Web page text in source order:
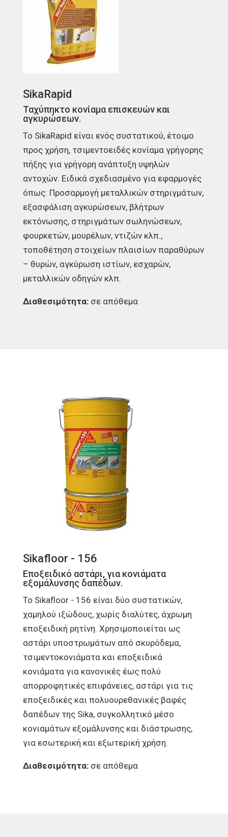
SikaRapid
Ταχύπηκτο κονίαμα επισκευών και
αγκυρώσεων.
Το SikaRapid είναι ενός συστατικού, έτοιμο
προς χρήση, τσιμεντοειδές κονίαμα γρήγορης
πήξης για γρήγορη ανάπτυξη υψηλών
αντοχών. Ειδικά σχεδιασμένο για εφαρμογές
όπως: Προσαρμογή μεταλλικών στηριγμάτων,
εξασφάλιση αγκυρώσεων, βλήτρων
εκτόνωσης, στηριγμάτων σωληνώσεων,
φουρκετών, μουρέλων, ντιζών κλπ.,
τοποθέτηση στοιχείων πλαισίων παραθύρων
– θυρών, αγκύρωση ιστίων, εσχαρών,
μεταλλικών οδηγών κλπ.
Διαθεσιμότητα:σε απόθεμα
Sikafloor - 156
Εποξειδικό αστάρι, για κονιάματα
εξομάλυνσης δαπέδων.
Το Sikafloor - 156 είναι δύο συστατικών,
χαμηλού ιξώδους, χωρίς διαλύτες, άχρωμη
εποξειδική ρητίνη. Χρησιμοποιείται ως
αστάρι υποστρωμάτων από σκυρόδεμα,
τσιμεντοκονιάματα και εποξειδικά
κονιάματα για κανονικές έως πολύ
απορροφητικές επιφάνειες, αστάρι για τις
εποξειδικές και πολυουρεθανικές βαφές
δαπέδων της Sika, συγκολλητικό μέσο
κονιαμάτων εξομάλυνσης και διάστρωσης,
για εσωτερική και εξωτερική χρήση.
Διαθεσιμότητα:σε απόθεμα